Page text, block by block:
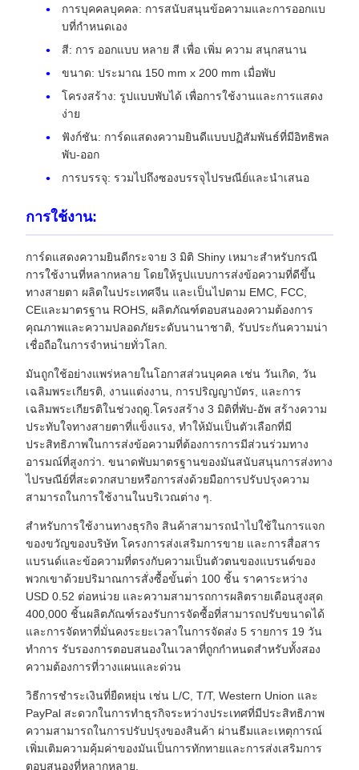
การบุคคลบุคคล: การสนับสนุนข้อความและการออกแบ
บที่กําหนดเอง
สี: การ ออกแบบ หลาย สี เพื่อ เพิ่ม ความ สนุกสนาน
ขนาด: ประมาณ 150 mm x 200 mm เมื่อพับ
โครงสร้าง: รูปแบบพับได้ เพื่อการใช้งานและการแสดง
ง่าย
ฟังก์ชัน: การ์ดแสดงความยินดีแบบปฏิสัมพันธ์ที่มีอิทธิพล
พับ-ออก
การบรรจุ: รวมไปถึงซองบรรจุไปรษณีย์และนําเสนอ
การใช้งาน:
การ์ดแสดงความยินดีกระจาย 3 มิติ Shiny เหมาะสําหรับกรณี
การใช้งานที่หลากหลาย โดยให้รูปแบบการส่งข้อความที่ดีขึ้น
ทางสายตา ผลิตในประเทศจีน และเป็นไปตาม EMC, FCC,
CEและมาตรฐาน ROHS, ผลิตภัณฑ์ตอบสนองความต้องการ
คุณภาพและความปลอดภัยระดับนานาชาติ, รับประกันความน่า
เชื่อถือในการจําหน่ายทั่วโลก.
มันถูกใช้อย่างแพร่หลายในโอกาสส่วนบุคคล เช่น วันเกิด, วัน
เฉลิมพระเกียรติ, งานแต่งงาน, การปริญญาบัตร, และการ
เฉลิมพระเกียรติในช่วงฤดู.โครงสร้าง 3 มิติที่พับ-อัพ สร้างความ
ประทับใจทางสายตาที่แข็งแรง, ทําให้มันเป็นตัวเลือกที่มี
ประสิทธิภาพในการส่งข้อความที่ต้องการการมีส่วนร่วมทาง
อารมณ์ที่สูงกว่า. ขนาดพับมาตรฐานของมันสนับสนุนการส่งทาง
ไปรษณีย์ที่สะดวกสบายหรือการส่งด้วยมือการปรับปรุงความ
สามารถในการใช้งานในบริเวณต่าง ๆ.
สําหรับการใช้งานทางธุรกิจ สินค้าสามารถนําไปใช้ในการแจก
ของขวัญของบริษัท โครงการส่งเสริมการขาย และการสื่อสาร
แบรนด์และข้อความที่ตรงกับความเป็นตัวตนของแบรนด์ของ
พวกเขาด้วยปริมาณการสั่งซื้อขั้นต่ํา 100 ชิ้น ราคาระหว่าง
USD 0.52 ต่อหน่วย และความสามารถการผลิตรายเดือนสูงสุด
400,000 ชิ้นผลิตภัณฑ์รองรับการจัดซื้อที่สามารถปรับขนาดได้
และการจัดหาที่มั่นคงระยะเวลาในการจัดส่ง 5 รายการ 19 วัน
ทําการ รับรองการตอบสนองในเวลาที่ถูกกําหนดสําหรับทั้งสอง
ความต้องการที่วางแผนและด่วน
วิธีการชําระเงินที่ยืดหยุ่น เช่น L/C, T/T, Western Union และ
PayPal สะดวกในการทําธุรกิจระหว่างประเทศที่มีประสิทธิภาพ
ความสามารถในการปรับปรุงของสินค้า ผ่านธีมและเหตุการณ์
เพิ่มเติมความคุ้มค่าของมันเป็นการทักทายและการส่งเสริมการ
ตอบสนองที่หลากหลาย.